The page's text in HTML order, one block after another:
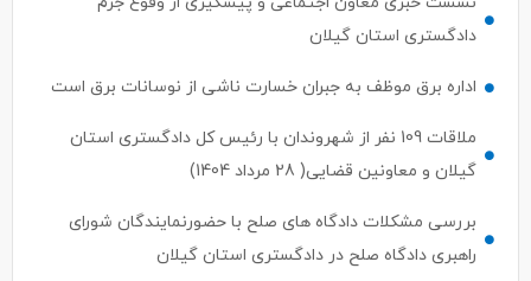
دادگستری استان گیلان
اداره برق موظف به جبران خسارت ناشی از نوسانات برق است
ملاقات 109 نفر از شهروندان با رئیس ‌کل دادگستری استان
گیلان و معاونین قضایی( 28 مرداد 1404)
بررسی مشکلات دادگاه های صلح با حضورنمایندگان شورای
راهبری دادگاه صلح در دادگستری استان گیلان